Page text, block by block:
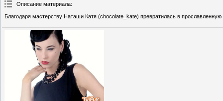
Описание материала:
Благодаря мастерству Наташи Катя (chocolate_kate) превратилась в